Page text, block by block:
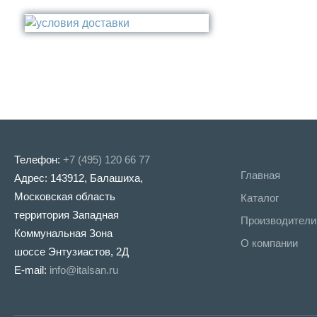
Стакан
Туалетный ёрш
Медь
Никель
Телефон: +7 (495) 120 66 77
Адрес: 143912, Балашиха,
Московская область
территория Западная
Коммунальная Зона
шоссе Энтузиастов, 2Д
E-mail: info@italsan.ru
Главная
Каталог
Производители
О компании